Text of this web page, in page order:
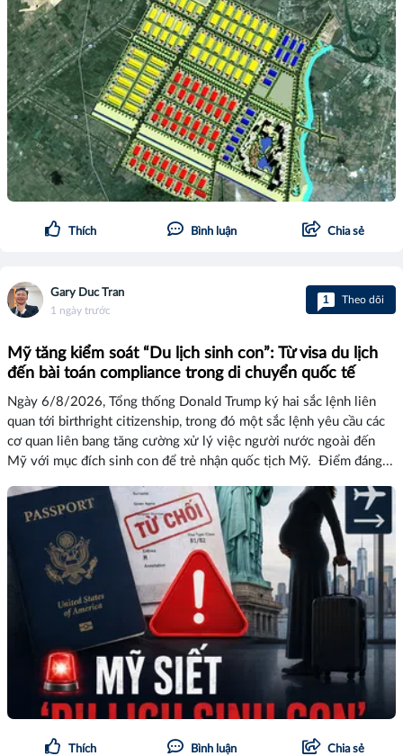
Thích Bình luận Chia sẻ
Gary Duc Tran
1 ngày trước
1 Theo dõi
Mỹ tăng kiểm soát “Du lịch sinh con”: Từ visa du lịch
đến bài toán compliance trong di chuyển quốc tế
Ngày 6/8/2026, Tổng thống Donald Trump ký hai sắc lệnh liên
quan tới birthright citizenship, trong đó một sắc lệnh yêu cầu các
cơ quan liên bang tăng cường xử lý việc người nước ngoài đến
Mỹ với mục đích sinh con để trẻ nhận quốc tịch Mỹ. Điểm đáng...
Thích Bình luận Chia sẻ